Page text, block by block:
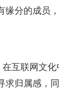
缘分的成员
在互联网文
求归属感，